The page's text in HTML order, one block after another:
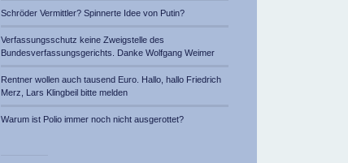
Schröder Vermittler? Spinnerte Idee von Putin?
Verfassungsschutz keine Zweigstelle des
Bundesverfassungsgerichts. Danke Wolfgang Weimer
Rentner wollen auch tausend Euro. Hallo, hallo Friedrich
Merz, Lars Klingbeil bitte melden
Warum ist Polio immer noch nicht ausgerottet?